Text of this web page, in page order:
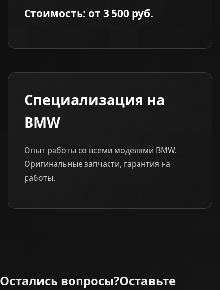
Стоимость: от 3 500 руб.
Специализация на
BMW
Опыт работы со всеми моделями BMW.
Оригинальные запчасти, гарантия на
работы.
Остались вопросы?Оставьте